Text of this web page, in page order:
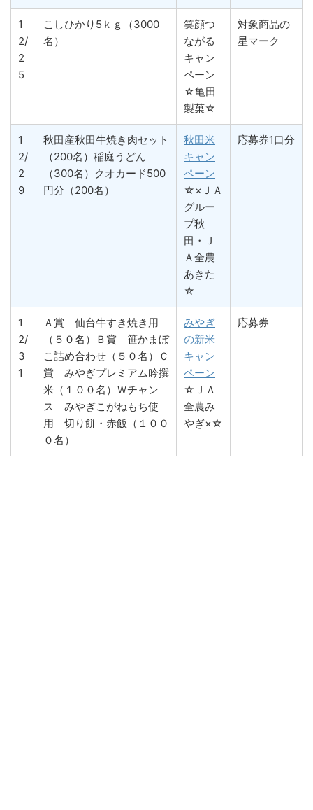
1
2/
2
5
こしひかり5ｋｇ（3000
名）
笑顔つ
ながる
キャン
ペーン
☆亀田
製菓☆
対象商品の
星マーク
1
2/
2
9
秋田産秋田牛焼き肉セット
（200名）稲庭うどん
（300名）クオカード500
円分（200名）
秋田米
キャン
ペーン
☆×ＪＡ
グルー
プ秋
田・Ｊ
Ａ全農
あきた
☆
応募券1口分
1
2/
3
1
Ａ賞 仙台牛すき焼き用
（５０名）Ｂ賞 笹かまぼ
こ詰め合わせ（５０名）Ｃ
賞 みやぎプレミアム吟撰
米（１００名）Ｗチャン
ス みやぎこがねもち使
用 切り餅・赤飯（１００
０名）
みやぎ
の新米
キャン
ペーン
☆ＪＡ
全農み
やぎ×☆
応募券